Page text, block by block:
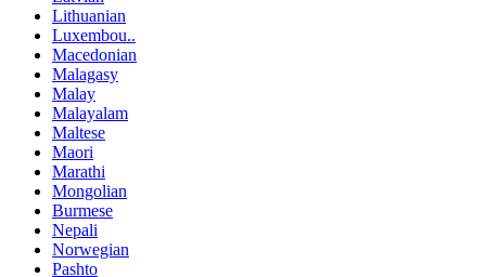
Lithuanian
Luxembou..
Macedonian
Malagasy
Malay
Malayalam
Maltese
Maori
Marathi
Mongolian
Burmese
Nepali
Norwegian
Pashto